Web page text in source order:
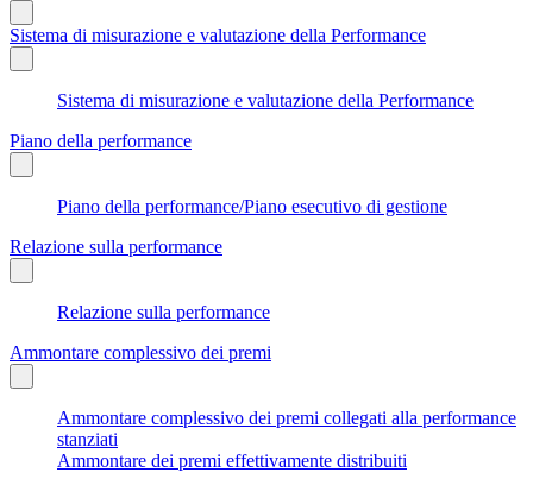
Sistema di misurazione e valutazione della Performance
Sistema di misurazione e valutazione della Performance
Piano della performance
Piano della performance/Piano esecutivo di gestione
Relazione sulla performance
Relazione sulla performance
Ammontare complessivo dei premi
Ammontare complessivo dei premi collegati alla performance
stanziati
Ammontare dei premi effettivamente distribuiti